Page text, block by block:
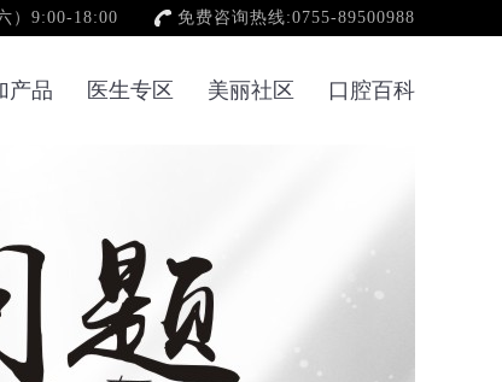
）9:00-18:00 免费咨询热线:0755-89500988
产品 医生专区 美丽社区 口腔百科